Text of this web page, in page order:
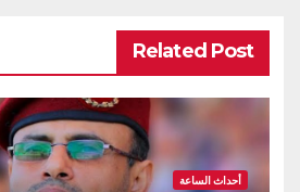
Related Post
أحداث الساعة